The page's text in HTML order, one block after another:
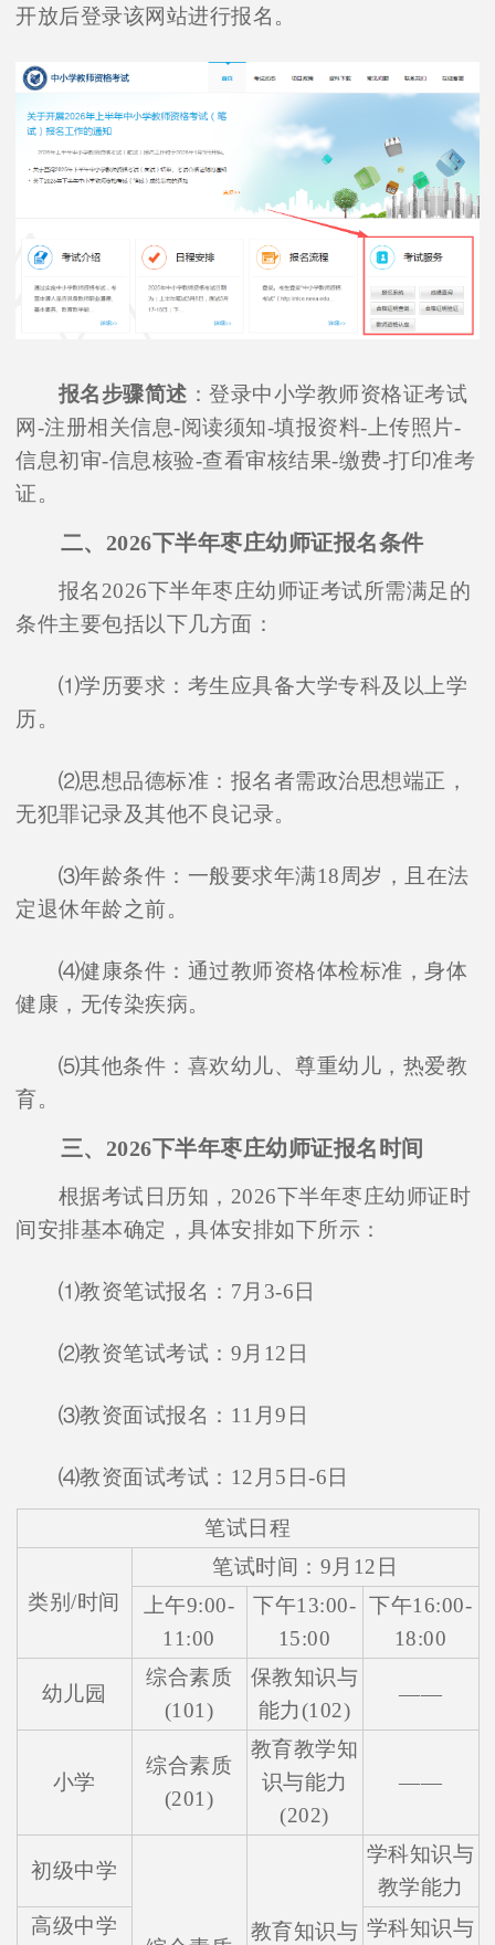
开放后登录该网站进行报名。
报名步骤简述 ：登录中小学教师资格证考试
网-注册相关信息-阅读须知-填报资料-上传照片-
信息初审-信息核验-查看审核结果-缴费-打印准考
证。
二、2026下半年枣庄幼师证报名条件
报名2026下半年枣庄幼师证考试所需满足的
条件主要包括以下几方面：
⑴学历要求：考生应具备大学专科及以上学
历。
⑵思想品德标准：报名者需政治思想端正，
无犯罪记录及其他不良记录。
⑶年龄条件：一般要求年满18周岁，且在法
定退休年龄之前。
⑷健康条件：通过教师资格体检标准，身体
健康，无传染疾病。
⑸其他条件：喜欢幼儿、尊重幼儿，热爱教
育。
三、2026下半年枣庄幼师证报名时间
根据考试日历知，2026下半年枣庄幼师证时
间安排基本确定，具体安排如下所示：
⑴教资笔试报名：7月3-6日
⑵教资笔试考试：9月12日
⑶教资面试报名：11月9日
⑷教资面试考试：12月5日-6日
笔试日程
类别/时间
笔试时间：9月12日
上午9:00-
11:00
下午13:00-
15:00
下午16:00-
18:00
幼儿园
综合素质
(101)
保教知识与
能力(102)
——
小学
综合素质
(201)
教育教学知
识与能力
(202)
——
初级中学
教育知识与
学科知识与
教学能力
高级中学
学科知识与